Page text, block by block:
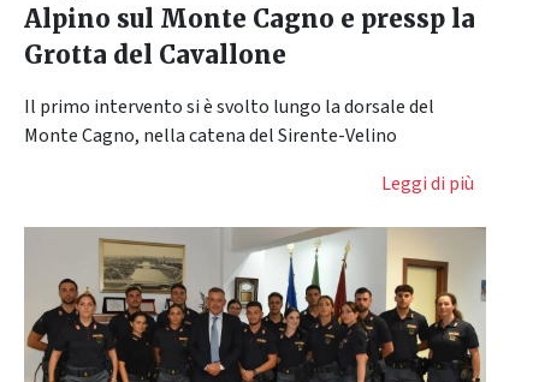
Alpino sul Monte Cagno e pressp la
Grotta del Cavallone
Il primo intervento si è svolto lungo la dorsale del
Monte Cagno, nella catena del Sirente-Velino
Leggi di più